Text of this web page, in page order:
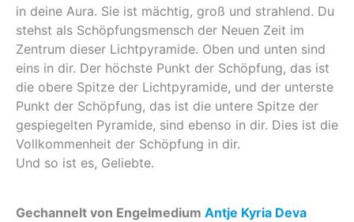
in deine Aura. Sie ist mächtig, groß und strahlend. Du
stehst als Schöpfungsmensch der Neuen Zeit im
Zentrum dieser Lichtpyramide. Oben und unten sind
eins in dir. Der höchste Punkt der Schöpfung, das ist
die obere Spitze der Lichtpyramide, und der unterste
Punkt der Schöpfung, das ist die untere Spitze der
gespiegelten Pyramide, sind ebenso in dir. Dies ist die
Vollkommenheit der Schöpfung in dir.
Und so ist es, Geliebte.
Gechannelt von Engelmedium Antje Kyria Deva